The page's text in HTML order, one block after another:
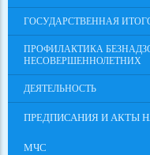
ГОСУДАРСТВЕННАЯ
ПРОФИЛАКТИКА
НЕСОВЕРШЕННОЛЕТНИХ
ДЕЯТЕЛЬНОСТЬ
ПРЕДПИСАНИЯ И АКТЫ
МЧС